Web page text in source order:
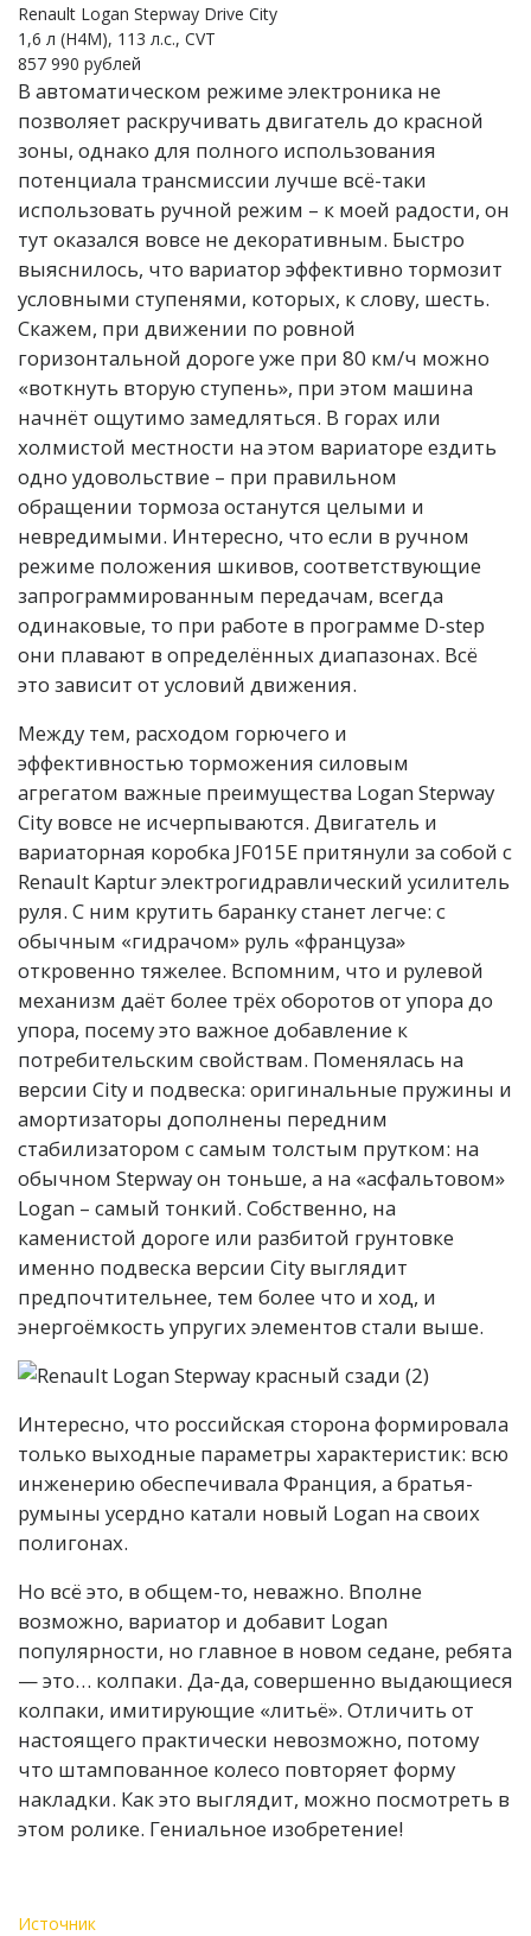
Renault Logan Stepway Drive City
1,6 л (H4M), 113 л.с., CVT
857 990 рублей
В автоматическом режиме электроника не
позволяет раскручивать двигатель до красной
зоны, однако для полного использования
потенциала трансмиссии лучше всё-таки
использовать ручной режим – к моей радости, он
тут оказался вовсе не декоративным. Быстро
выяснилось, что вариатор эффективно тормозит
условными ступенями, которых, к слову, шесть.
Скажем, при движении по ровной
горизонтальной дороге уже при 80 км/ч можно
«воткнуть вторую ступень», при этом машина
начнёт ощутимо замедляться. В горах или
холмистой местности на этом вариаторе ездить
одно удовольствие – при правильном
обращении тормоза останутся целыми и
невредимыми. Интересно, что если в ручном
режиме положения шкивов, соответствующие
запрограммированным передачам, всегда
одинаковые, то при работе в программе D-step
они плавают в определённых диапазонах. Всё
это зависит от условий движения.
Между тем, расходом горючего и
эффективностью торможения силовым
агрегатом важные преимущества Logan Stepway
City вовсе не исчерпываются. Двигатель и
вариаторная коробка JF015E притянули за собой с
Renault Kaptur электрогидравлический усилитель
руля. С ним крутить баранку станет легче: с
обычным «гидрачом» руль «француза»
откровенно тяжелее. Вспомним, что и рулевой
механизм даёт более трёх оборотов от упора до
упора, посему это важное добавление к
потребительским свойствам. Поменялась на
версии City и подвеска: оригинальные пружины и
амортизаторы дополнены передним
стабилизатором с самым толстым прутком: на
обычном Stepway он тоньше, а на «асфальтовом»
Logan – самый тонкий. Собственно, на
каменистой дороге или разбитой грунтовке
именно подвеска версии City выглядит
предпочтительнее, тем более что и ход, и
энергоёмкость упругих элементов стали выше.
Интересно, что российская сторона формировала
только выходные параметры характеристик: всю
инженерию обеспечивала Франция, а братья-
румыны усердно катали новый Logan на своих
полигонах.
Но всё это, в общем-то, неважно. Вполне
возможно, вариатор и добавит Logan
популярности, но главное в новом седане, ребята
— это… колпаки. Да-да, совершенно выдающиеся
колпаки, имитирующие «литьё». Отличить от
настоящего практически невозможно, потому
что штампованное колесо повторяет форму
накладки. Как это выглядит, можно посмотреть в
этом ролике. Гениальное изобретение!
Источник